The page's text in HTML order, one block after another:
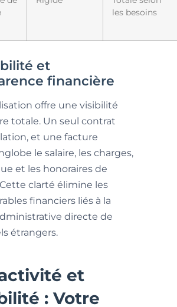
les besoins
et
financière
offre une visibilité
totale. Un seul contrat
et une facture
le salaire, les charges,
et les honoraires de
Cette clarté élimine les
financiers liés à la
directe de
étrangers.
et
: Votre